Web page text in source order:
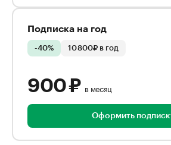
Подписка на год
-40% 10 800₽ в год
900 ₽ в месяц
Оформить